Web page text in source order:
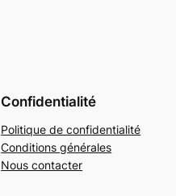
Confidentialité
Politique de confidentialité
Conditions générales
Nous contacter